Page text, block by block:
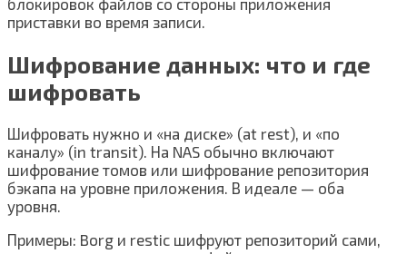
блокировок файлов со стороны приложения
приставки во время записи.
Шифрование данных: что и где
шифровать
Шифровать нужно и «на диске» (at rest), и «по
каналу» (in transit). На NAS обычно включают
шифрование томов или шифрование репозитория
бэкапа на уровне приложения. В идеале — оба
уровня.
Примеры: Borg и restic шифруют репозиторий сами,